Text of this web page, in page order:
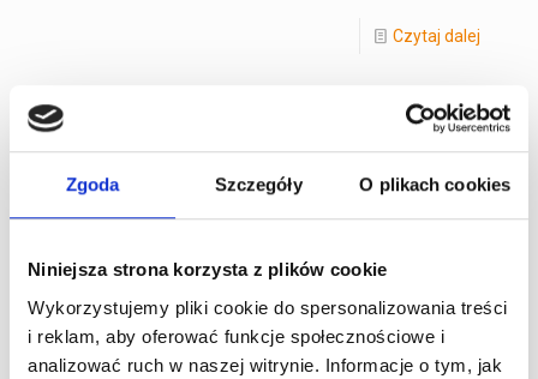
Zgoda Szczegóły O plikach cookies
Niniejsza strona korzysta z plików cookie
Wykorzystujemy pliki cookie do spersonalizowania treści
i reklam, aby oferować funkcje społecznościowe i
analizować ruch w naszej witrynie. Informacje o tym, jak
Czytaj dalej
Wyścigowe ferie dla dzieci w A1Karting
– zapisy !
Ferie zimowe pełne adrenaliny i nauki na torze kartingowym
lat na niezapomniane ferie zimowe pełne emocji,
Czytaj dalej